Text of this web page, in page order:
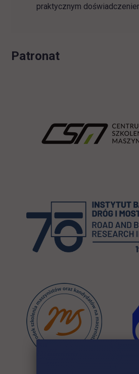
praktycznym
Patronat